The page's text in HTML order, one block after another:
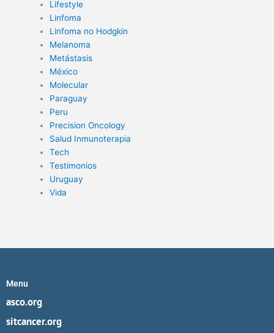
Lifestyle
Linfoma
Linfoma no Hodgkin
Melanoma
Metástasis
México
Molecular
Paraguay
Peru
Precision Oncology
Salud Inmunoterapia
Tech
Testimonios
Uruguay
Vida
Menu
asco.org
sitcancer.org